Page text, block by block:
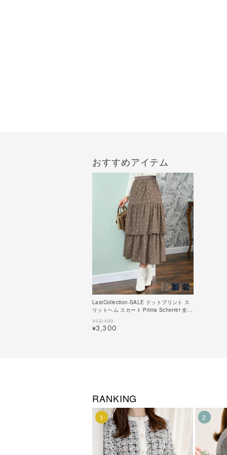
おすすめアイテム
LastCollection-SALE ドットプリント ス
リットヘム スカート Prima Scherrer 全3
¥12,100
¥3,300
RANKING
1 2